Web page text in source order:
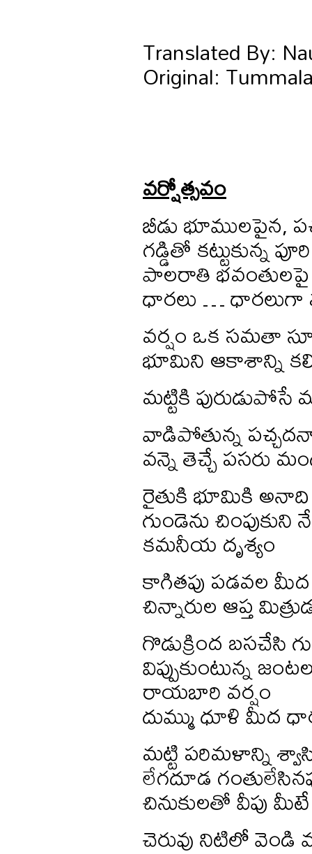
Translated By:
Original:
వర్షోత్సవం
బీడు భూములపైన,
గడ్డితో కట్టుకున్న
పాలరాతి
ధారలు … ధారలుగా
వర్షం ఒక సమతా
భూమిని ఆకాశాన్ని
మట్టికి పురుడుపోసే
వాడిపోతున్న
వన్నె తెచ్చే పసరు
రైతుకి భూమికి అనాది
గుండెను
కమనీయ దృశ్యం
కాగితపు పడవల మీద
చిన్నారుల ఆప్త
గొడుక్రింద బసచేసి
విప్పుకుంటున్న
రాయబారి వర్షం
దుమ్ము ధూళి మీద
మట్టి పరిమళాన్ని
లేగదూడ
చినుకులతో వీపు
చెరువు నిటిలో వెండి